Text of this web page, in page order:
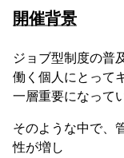
開催背景
ジョブ型制度の普
働く個人にとって
一層重要になって
そのような中で、
性が増し